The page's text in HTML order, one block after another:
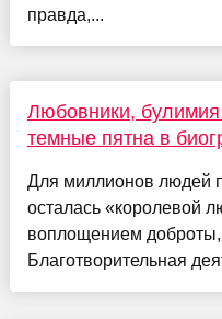
правда,...
Любовники,
темные пятна в
Для миллионов людей
осталась «королевой
воплощением доброты,
Благотворительная